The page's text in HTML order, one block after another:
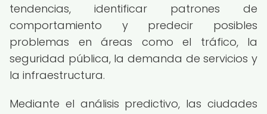
tendencias, identificar patrones de
comportamiento y predecir posibles
problemas en áreas como el tráfico, la
seguridad pública, la demanda de servicios y
la infraestructura.
Mediante el análisis predictivo, las ciudades